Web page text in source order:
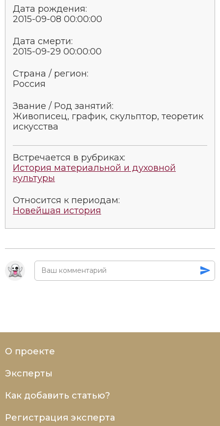
Дата рождения:
2015-09-08 00:00:00
Дата смерти:
2015-09-29 00:00:00
Страна / регион:
Россия
Звание / Род занятий:
Живописец, график, скульптор, теоретик
искусства
Встречается в рубриках:
История материальной и духовной
культуры
Относится к периодам:
Новейшая история
О проекте
Эксперты
Как добавить статью?
Регистрация эксперта